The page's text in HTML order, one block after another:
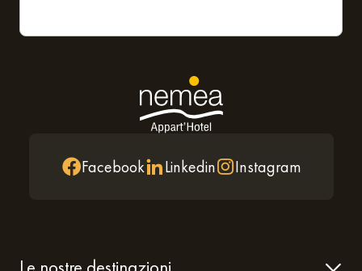
Facebook Linkedin Instagram